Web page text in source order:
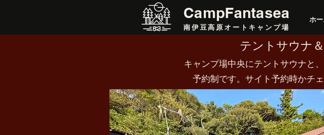
​CampFantasea ホ
南伊豆高原オートキャンプ場
テントサウナ
キャンプ場中央にテントサウナと
予約制です。サイト予約時かチ